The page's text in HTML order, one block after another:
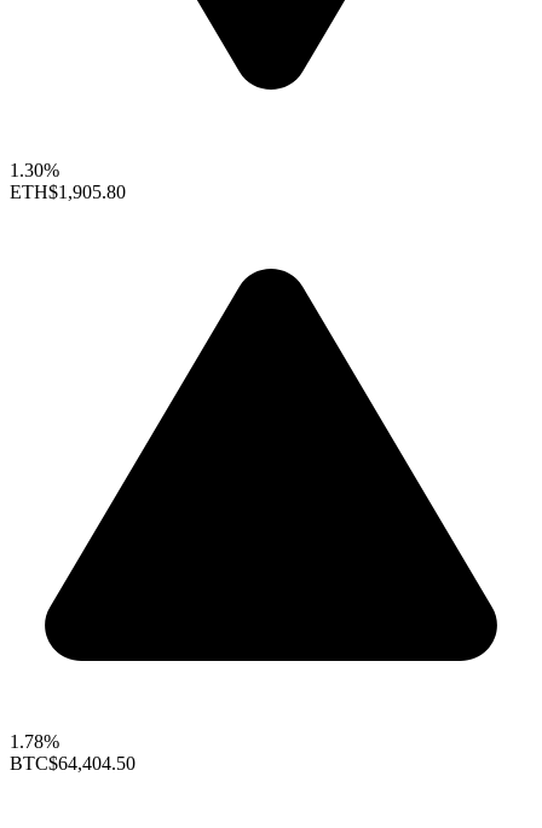
1.30%
ETH$1,905.80
1.78%
BTC$64,404.50